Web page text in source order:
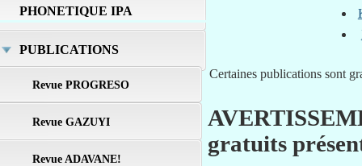
PHONETIQUE IPA
PUBLICATIONS
Revue PROGRESO
Revue GAZUYI
Revue ADAVANE!
Certaines publications sont
gratuits